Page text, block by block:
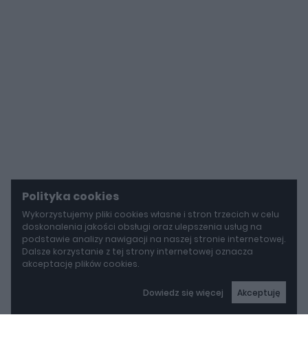
Polityka cookies
Wykorzystujemy pliki cookies własne i stron trzecich w celu
doskonalenia jakości obsługi oraz ulepszenia usług na
podstawie analizy nawigacji na naszej stronie internetowej.
Dalsze korzystanie z tej strony internetowej oznacza
akceptację plików cookies.
Dowiedz się więcej Akceptuję